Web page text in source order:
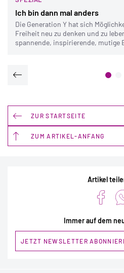
Ich bin dann mal anders
Die Generation Y hat sich
Freiheit neu zu denken und zu
spannende, inspirierende, mutige
ZUR STARTSEITE
ZUM ARTIKEL-ANFANG
Artikel
Immer auf dem
JETZT NEWSLETTER